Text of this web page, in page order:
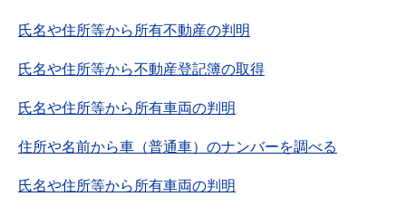
氏名や住所等から所有不動産の判明
氏名や住所等から不動産登記簿の取得
氏名や住所等から所有車両の判明
住所や名前から車（普通車）のナンバーを調べる
氏名や住所等から所有車両の判明